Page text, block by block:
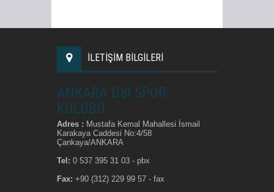
İLETİŞİM BİLGİLERİ
ANKARA DSİ SPOR
KULÜBÜ
Adres : Mustafa Kemal Mahallesi İsmail
Karakaya Caddesi No:4/58
Çankaya/ANKARA
Tel: 0 537 395 31 03 - pbx
Fax: +90 (312) 229 99 57 - fax